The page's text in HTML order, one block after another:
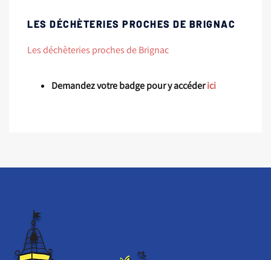
LES DÉCHÈTERIES PROCHES DE BRIGNAC
Les déchèteries proches de Brignac
Demandez votre badge pour y accéderici